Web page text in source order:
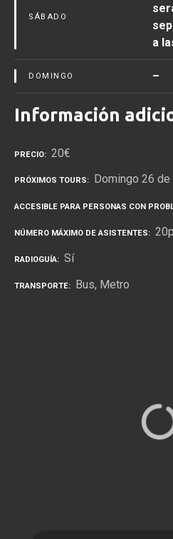
SÁBADO
a
DOMINGO –
Información
PRECIO 20€
PRÓXIMOS TOURS Domingo 26
ACCESIBLE PARA PERSONAS CON
NÚMERO MÁXIMO DE ASISTENTES
RADIOGUÍA Sí
TRANSPORTE Bus Metro